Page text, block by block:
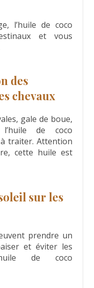
l’huile de coco
et vous
des
chevaux
gale de boue,
l’huile de coco
traiter. Attention
cette huile est
sur les
prendre un
et éviter les
de coco